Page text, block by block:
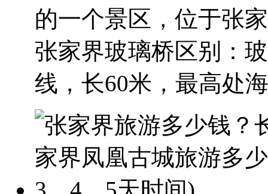
的一个景区，位于张
张家界玻璃桥区别​：
线，长60米，最高处